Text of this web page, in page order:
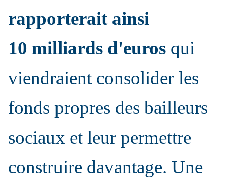
rapporterait ainsi
10 milliards d'euros qui
viendraient consolider les
fonds propres des bailleurs
sociaux et leur permettre
construire davantage. Une